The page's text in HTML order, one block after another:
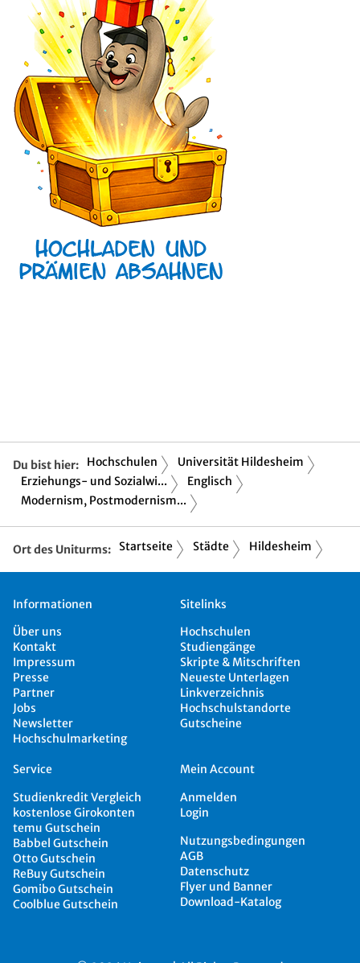
Du bist hier: Hochschulen
Universität Hildesheim
Erziehungs- und Sozialwi...
Englisch
Modernism, Postmodernism...
Ort des Uniturms: Startseite Städte Hildesheim
Informationen
Über uns
Kontakt
Impressum
Presse
Partner
Jobs
Newsletter
Hochschulmarketing
Sitelinks
Hochschulen
Studiengänge
Skripte & Mitschriften
Neueste Unterlagen
Linkverzeichnis
Hochschulstandorte
Gutscheine
Service
Studienkredit Vergleich
kostenlose Girokonten
temu Gutschein
Babbel Gutschein
Otto Gutschein
ReBuy Gutschein
Gomibo Gutschein
Coolblue Gutschein
Mein Account
Anmelden
Login
Nutzungsbedingungen
AGB
Datenschutz
Flyer und Banner
Download-Katalog